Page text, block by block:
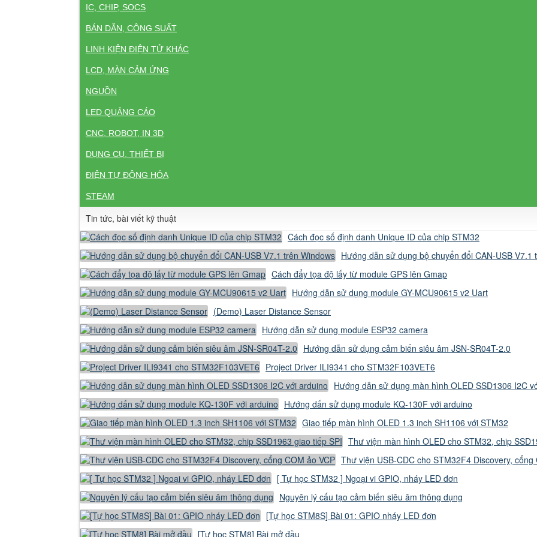
IC, CHIP, SOCS
BÁN DẪN, CÔNG SUẤT
LINH KIỆN ĐIỆN TỬ KHÁC
LCD, MÀN CẢM ỨNG
NGUỒN
LED QUẢNG CÁO
CNC, ROBOT, IN 3D
DỤNG CỤ, THIẾT BỊ
ĐIỆN TỰ ĐỘNG HÓA
STEAM
Tin tức, bài viết kỹ thuật
Cách đọc số định danh Unique ID của chip STM32
Hướng dẫn sử dụng bộ chuyển đổi CAN-USB V7.1
Cách đẩy tọa độ lấy từ module GPS lên Gmap
Hướng dẫn sử dụng module GY-MCU90615 v2 Uart
(Demo) Laser Distance Sensor
Hướng dẫn sử dụng module ESP32 camera
Hướng dẫn sử dụng cảm biến siêu âm JSN-SR04T-2.0
Project Driver ILI9341 cho STM32F103VET6
Hướng dẫn sử dụng màn hình OLED SSD1306 I2C
Hướng dấn sử dụng module KQ-130F với arduino
Giao tiếp màn hình OLED 1.3 inch SH1106 với STM32
Thư viện màn hình OLED cho STM32, chip
Thư viện USB-CDC cho STM32F4 Discovery, cổng
[ Tự học STM32 ] Ngoại vi GPIO, nháy LED đơn
Nguyên lý cấu tạo cảm biến siêu âm thông dụng
[Tự học STM8S] Bài 01: GPIO nháy LED đơn
[Tự học STM8] Bài mở đầu